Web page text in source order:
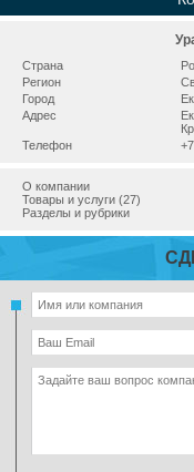
Страна
Регион
Город
Адрес
Телефон
О компании
Товары и услуги (27)
Разделы и рубрики